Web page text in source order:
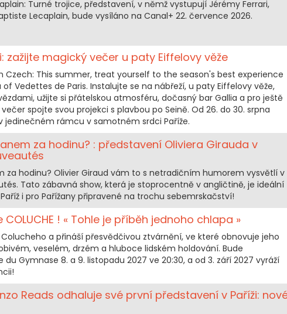
Turné trojice, představení, v němž vystupují Jérémy Ferrari,
Lecaplain, bude vysíláno na Canal+ 22. července 2026.
zažijte magický večer u paty Eiffelovy věže
Czech: This summer, treat yourself to the season's best experience
Vedettes de Paris. Instalujte se na nábřeží, u paty Eiffelovy věže,
užijte si přátelskou atmosféru, dočasný bar Gallia a pro ještě
spojte svou projekci s plavbou po Seině. Od 26. do 30. srpna
jedinečném rámcu v samotném srdci Paříže.
za hodinu? : představení Oliviera Girauda v
za hodinu? Olivier Giraud vám to s netradičním humorem vysvětlí v
Tato zábavná show, která je stoprocentně v angličtině, je ideální
i pro Pařížany připravené na trochu sebemrskačství!
je COLUCHE ! « Tohle je příběh jednoho chlapa »
Colucheho a přináší přesvědčivou ztvárnění, ve které obnovuje jeho
veselém, drzém a hluboce lidském holdování. Bude
Gymnase 8. a 9. listopadu 2027 ve 20:30, a od 3. září 2027 vyráží
Reads odhaluje své první představení v Paříži: